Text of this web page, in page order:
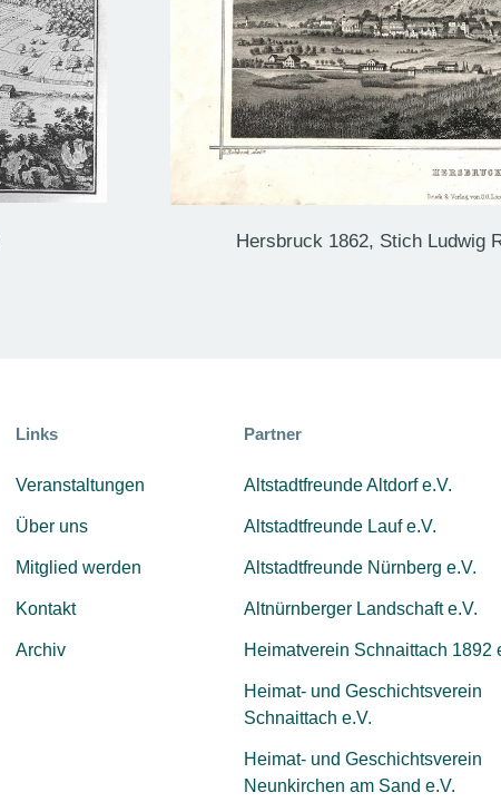
Hersbruck 1862, Stich Ludwig
Links
Veranstaltungen
Über uns
Mitglied werden
Kontakt
Archiv
Partner
Altstadtfreunde Altdorf e.V.
Altstadtfreunde Lauf e.V.
Altstadtfreunde Nürnberg e.V.
Altnürnberger Landschaft e.V.
Heimatverein Schnaittach 1892
Heimat- und Geschichtsverein
Schnaittach e.V.
Heimat- und Geschichtsverein
Neunkirchen am Sand e.V.